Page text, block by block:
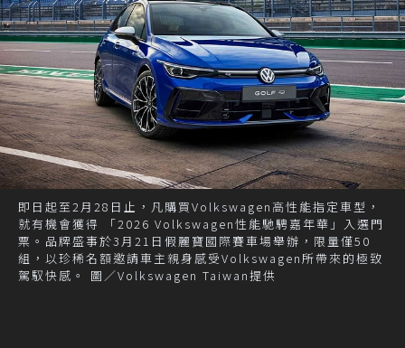
即日起至2月28日止，凡購買Volkswagen高性能指定車型，
就有機會獲得 「2026 Volkswagen性能馳騁嘉年華」入選門
票。品牌盛事於3月21日假麗寶國際賽車場舉辦，限量僅50
組，以珍稀名額邀請車主親身感受Volkswagen所帶來的極致
駕馭快感。 圖／Volkswagen Taiwan提供